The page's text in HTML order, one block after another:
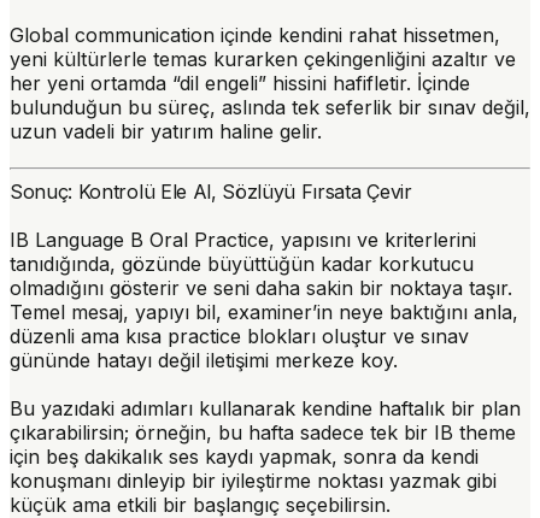
Global communication içinde kendini rahat hissetmen,
yeni kültürlerle temas kurarken çekingenliğini azaltır ve
her yeni ortamda “dil engeli” hissini hafifletir. İçinde
bulunduğun bu süreç, aslında tek seferlik bir sınav değil,
uzun vadeli bir yatırım haline gelir.
Sonuç: Kontrolü Ele Al, Sözlüyü Fırsata Çevir
IB Language B Oral Practice, yapısını ve kriterlerini
tanıdığında, gözünde büyüttüğün kadar korkutucu
olmadığını gösterir ve seni daha sakin bir noktaya taşır.
Temel mesaj, yapıyı bil, examiner’in neye baktığını anla,
düzenli ama kısa practice blokları oluştur ve sınav
gününde hatayı değil iletişimi merkeze koy.
Bu yazıdaki adımları kullanarak kendine haftalık bir plan
çıkarabilirsin; örneğin, bu hafta sadece tek bir IB theme
için beş dakikalık ses kaydı yapmak, sonra da kendi
konuşmanı dinleyip bir iyileştirme noktası yazmak gibi
küçük ama etkili bir başlangıç seçebilirsin.